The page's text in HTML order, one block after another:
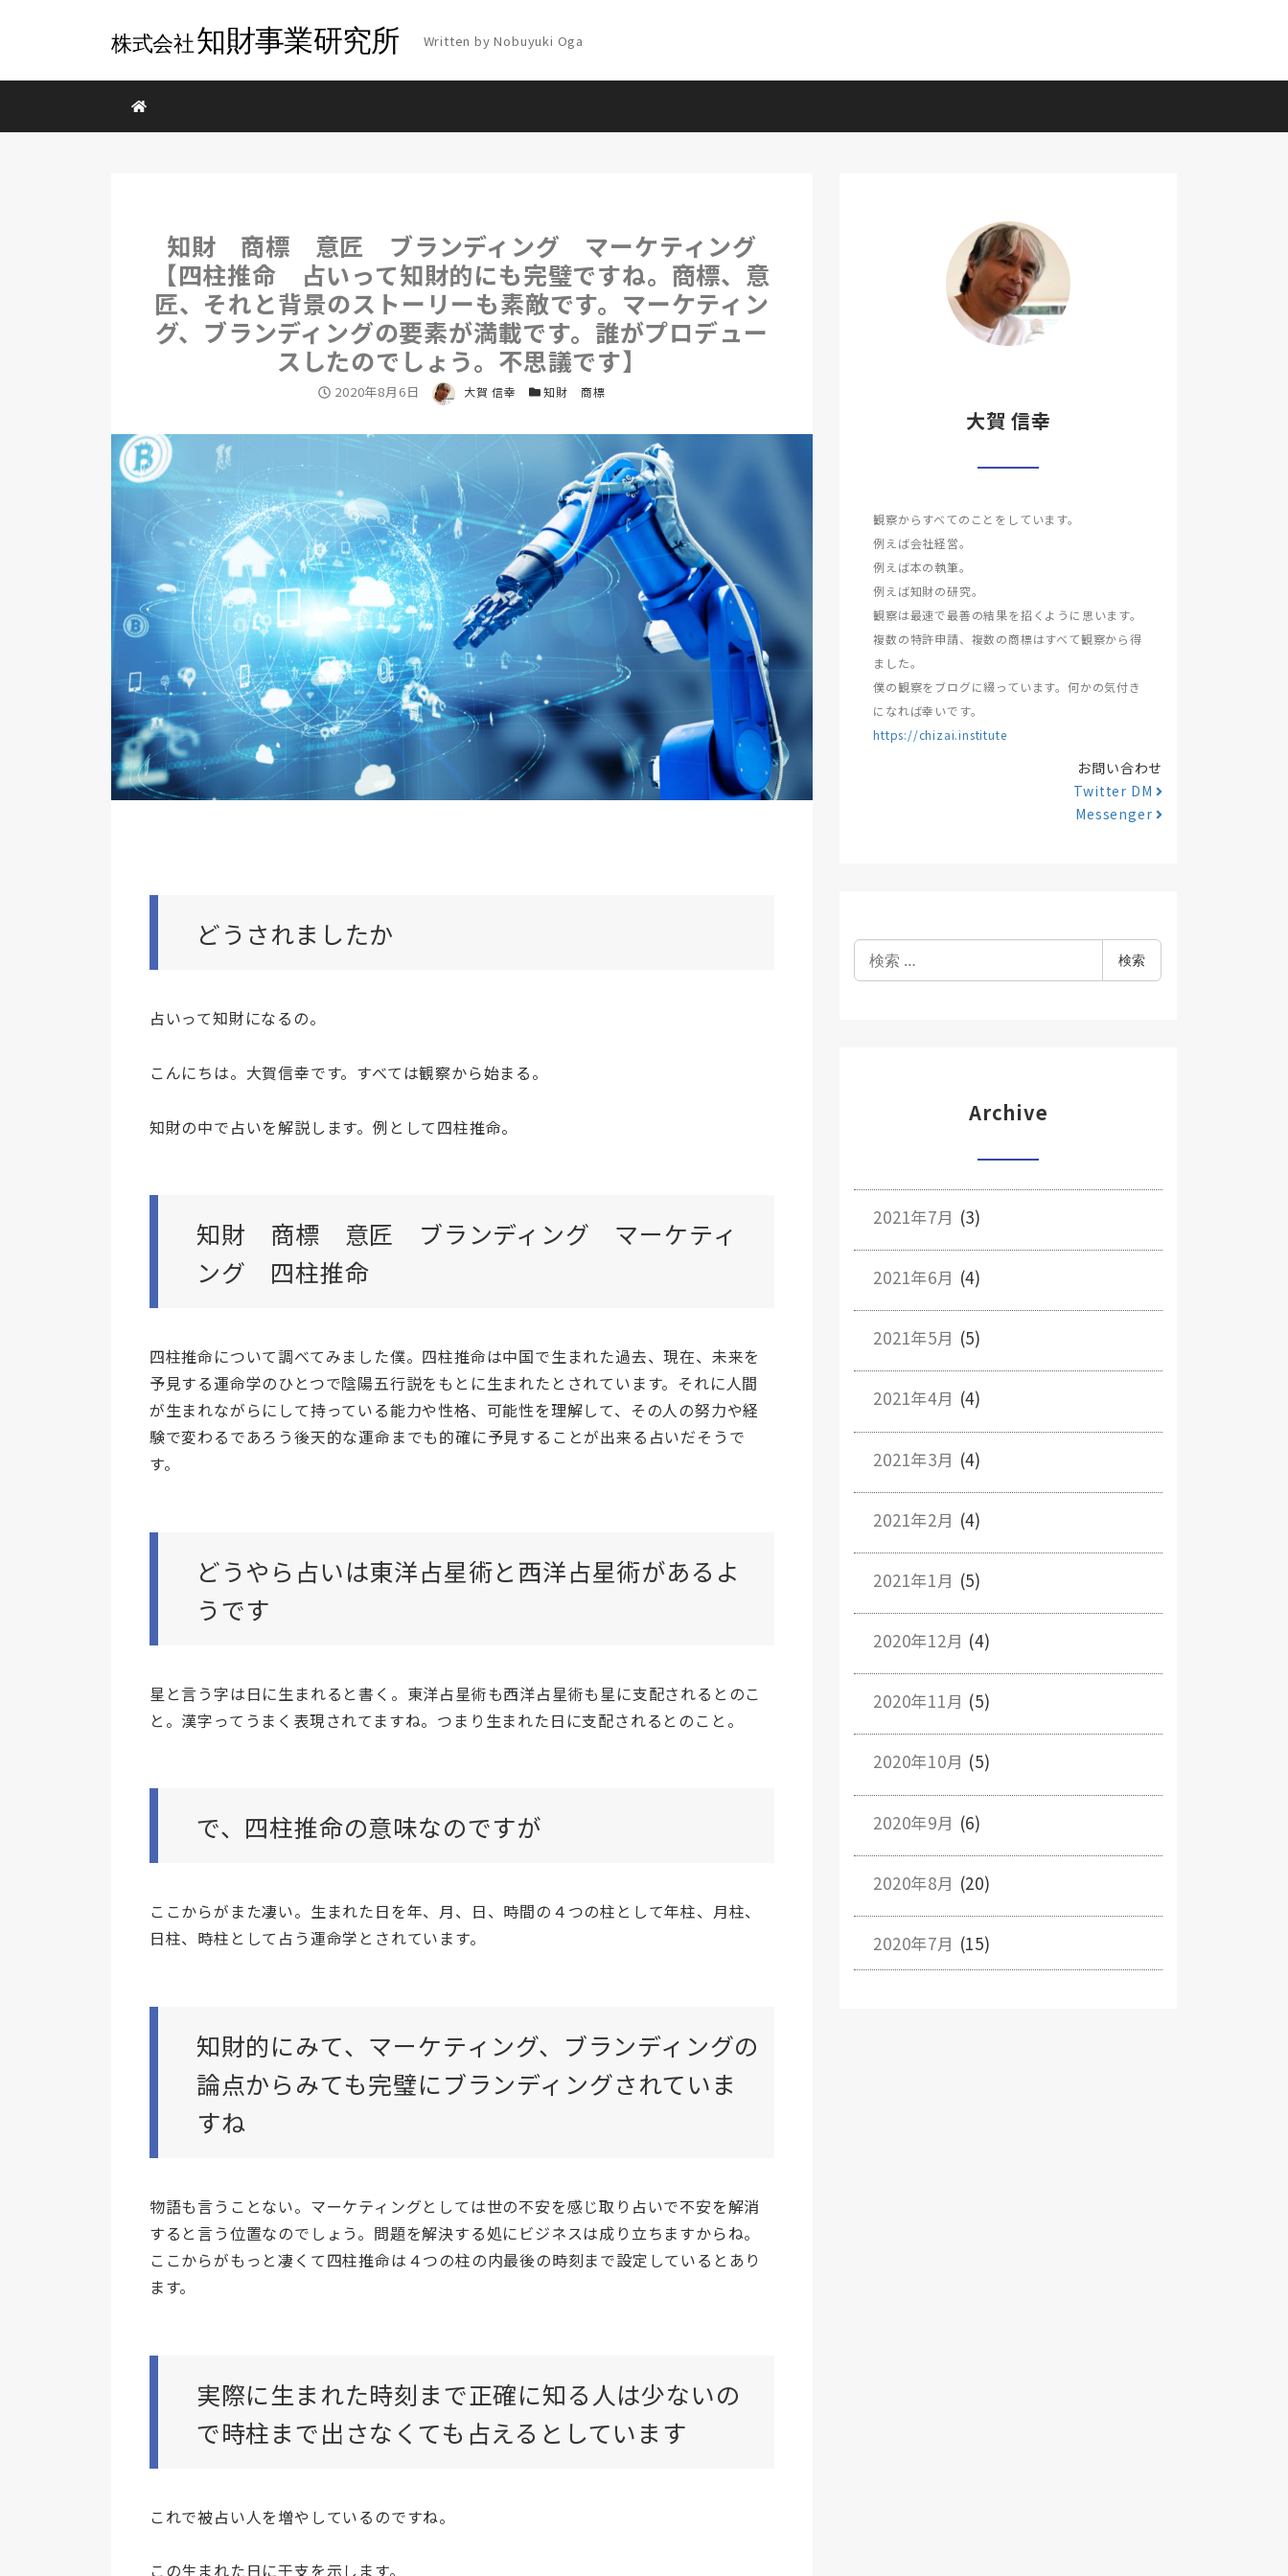
知財 商標 意匠 ブランディング マーケティング
【四柱推命 占いって知財的にも完璧ですね。商標、意
匠、それと背景のストーリーも素敵です。マーケティン
グ、ブランディングの要素が満載です。誰がプロデュー
スしたのでしょう。不思議です】
投稿日
2020年8月6日 著者 大賀 信幸 カテゴリー
知財 商標
どうされましたか
占いって知財になるの。
こんにちは。大賀信幸です。すべては観察から始まる。
知財の中で占いを解説します。例として四柱推命。
知財 商標 意匠 ブランディング マーケティ
ング 四柱推命
四柱推命について調べてみました僕。四柱推命は中国で生まれた過去、現在、未来を
予見する運命学のひとつで陰陽五行説をもとに生まれたとされています。それに人間
が生まれながらにして持っている能力や性格、可能性を理解して、その人の努力や経
験で変わるであろう後天的な運命までも的確に予見することが出来る占いだそうで
す。
どうやら占いは東洋占星術と西洋占星術があるよ
うです
星と言う字は日に生まれると書く。東洋占星術も西洋占星術も星に支配されるとのこ
と。漢字ってうまく表現されてますね。つまり生まれた日に支配されるとのこと。
で、四柱推命の意味なのですが
ここからがまた凄い。生まれた日を年、月、日、時間の４つの柱として年柱、月柱、
日柱、時柱として占う運命学とされています。
知財的にみて、マーケティング、ブランディングの
論点からみても完璧にブランディングされていま
すね
物語も言うことない。マーケティングとしては世の不安を感じ取り占いで不安を解消
すると言う位置なのでしょう。問題を解決する処にビジネスは成り立ちますからね。
ここからがもっと凄くて四柱推命は４つの柱の内最後の時刻まで設定しているとあり
ます。
実際に生まれた時刻まで正確に知る人は少ないの
で時柱まで出さなくても占えるとしています
これで被占い人を増やしているのですね。
この生まれた日に干支を示します。
大賀 信幸
観察からすべてのことをしています。
例えば会社経営。
例えば本の執筆。
例えば知財の研究。
観察は最速で最善の結果を招くように思います。
複数の特許申請、複数の商標はすべて観察から得
ました。
僕の観察をブログに綴っています。何かの気付き
になれば幸いです。
https://chizai.institute
お問い合わせ
Twitter DM
Messenger
索
検索
Archive
2021年7月 (3)
2021年6月 (4)
2021年5月 (5)
2021年4月 (4)
2021年3月 (4)
2021年2月 (4)
2021年1月 (5)
2020年12月 (4)
2020年11月 (5)
2020年10月 (5)
2020年9月 (6)
2020年8月 (20)
2020年7月 (15)